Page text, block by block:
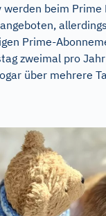
werden beim Prime
Prime-
zweimal pro
über mehrere